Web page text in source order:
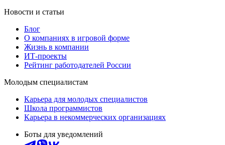
Новости и статьи
Блог
О компаниях в игровой форме
Жизнь в компании
ИТ-проекты
Рейтинг работодателей России
Молодым специалистам
Карьера для молодых специалистов
Школа программистов
Карьера в некоммерческих организациях
Боты для уведомлений